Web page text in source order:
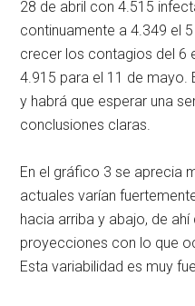
28 de abril con 4.515
continuamente a 4.349 el
crecer los contagios del 6
4.915 para el 11 de mayo.
y habrá que esperar una
conclusiones claras.
En el gráfico 3 se aprecia
actuales varían
hacia arriba y abajo, de
proyecciones con lo que
Esta variabilidad es muy